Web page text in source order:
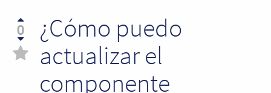
0
¿Cómo puedo
actualizar el
componente